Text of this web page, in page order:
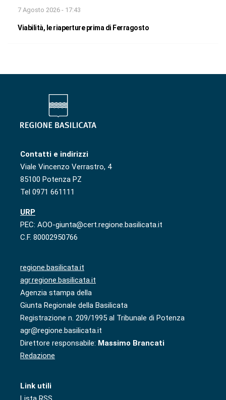
7 Agosto 2026 - 17:43
Viabilità, le riaperture prima di Ferragosto
Contatti e indirizzi
Viale Vincenzo Verrastro, 4
85100 Potenza PZ
Tel 0971 661111
URP
PEC: AOO-giunta@cert.regione.basilicata.it
C.F. 80002950766
regione.basilicata.it
agr.regione.basilicata.it
Agenzia stampa della
Giunta Regionale della Basilicata
Registrazione n. 209/1995 al Tribunale di Potenza
agr@regione.basilicata.it
Direttore responsabile: Massimo Brancati
Redazione
Link utili